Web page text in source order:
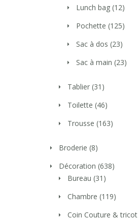
Lunch bag (12)
Pochette (125)
Sac à dos (23)
Sac à main (23)
Tablier (31)
Toilette (46)
Trousse (163)
Broderie (8)
Décoration (638)
Bureau (31)
Chambre (119)
Coin Couture & tricot